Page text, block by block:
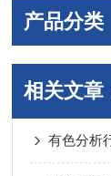
产品分类
相关文章
有色分析